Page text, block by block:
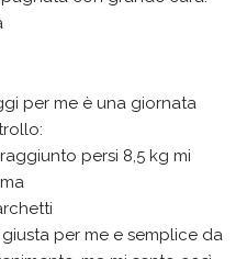
per me è una giornata
persi 8,5 kg mi